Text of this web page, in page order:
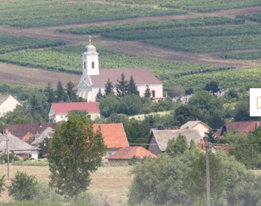
themes/townpress/functions.phpon line237
themes/townpress/functions.phpon line282
themes/townpress/functions.phpon line284